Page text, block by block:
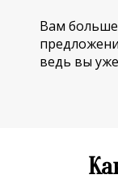
Вам
ведь вы